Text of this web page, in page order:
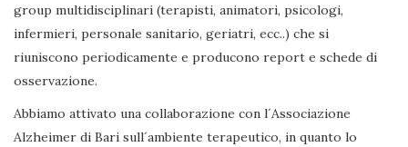
group multidisciplinari (terapisti, animatori, psicologi,
infermieri, personale sanitario, geriatri, ecc..) che si
riuniscono periodicamente e producono report e schede di
osservazione.
Abbiamo attivato una collaborazione con l´Associazione
Alzheimer di Bari sull´ambiente terapeutico, in quanto lo